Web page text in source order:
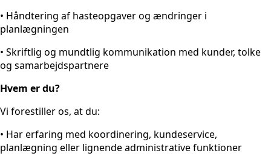
• Håndtering af hasteopgaver og ændringer i
planlægningen
• Skriftlig og mundtlig kommunikation med kunder, tolke
og samarbejdspartnere
Hvem er du?
Vi forestiller os, at du:
• Har erfaring med koordinering, kundeservice,
planlægning eller lignende administrative funktioner